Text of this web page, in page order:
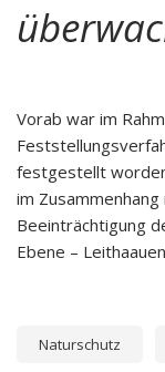
Vorab war im
festgestellt
im
Beeinträchtigung
Ebene –
Naturschutz